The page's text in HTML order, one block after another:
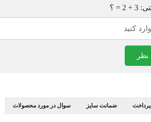
= ؟
نظر
ضمانت سایز سوال در مورد محصولات